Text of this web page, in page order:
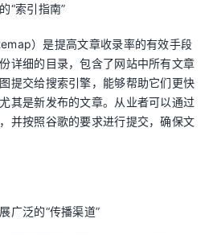
“索引指南”
）是提高文章收录率的有效手段
详细的目录，包含了网站中所有文章
提交给搜索引擎，能够帮助它们更快
其是新发布的文章。从业者可以通过
并按照谷歌的要求进行提交，确保文
广泛的“传播渠道”